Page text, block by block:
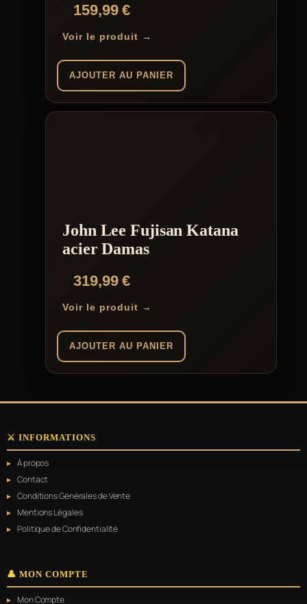
159,99€
Voir le produit →
AJOUTER AU PANIER
John Lee Fujisan Katana
acier Damas
319,99€
Voir le produit →
AJOUTER AU PANIER
⚔️ INFORMATIONS
À propos
Contact
Conditions Générales de Vente
Mentions Légales
Politique de Confidentialité
👤 MON COMPTE
Mon Compte